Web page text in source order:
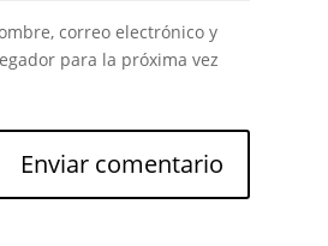
correo electrónico y
para la próxima vez